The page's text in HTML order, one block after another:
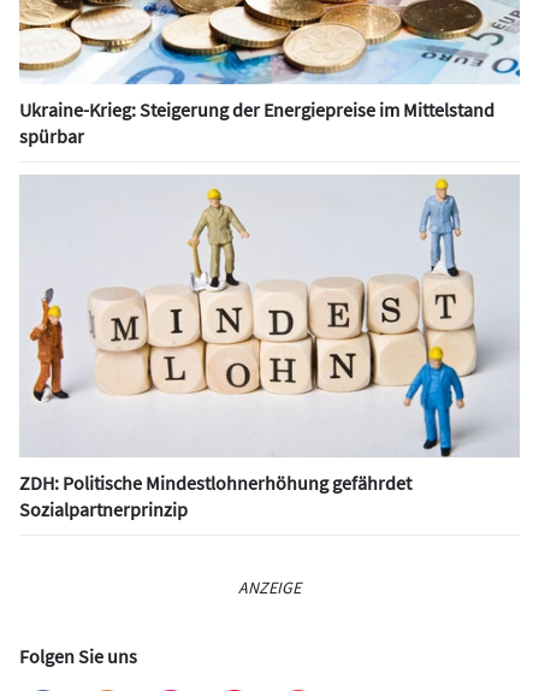
Ukraine-Krieg: Steigerung der Energiepreise im Mittelstand
spürbar
ZDH: Politische Mindestlohnerhöhung gefährdet
Sozialpartnerprinzip
ANZEIGE
Folgen Sie uns